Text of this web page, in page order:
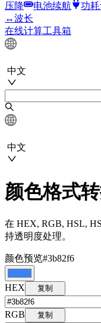
压降
电池续航 功
↔波长
在线计算工具箱
中文
中文
颜色格式
在 HEX, RGB, HSL,
持透明度处理。
颜色预览#3b82f6
HEX 复制
RGB 复制